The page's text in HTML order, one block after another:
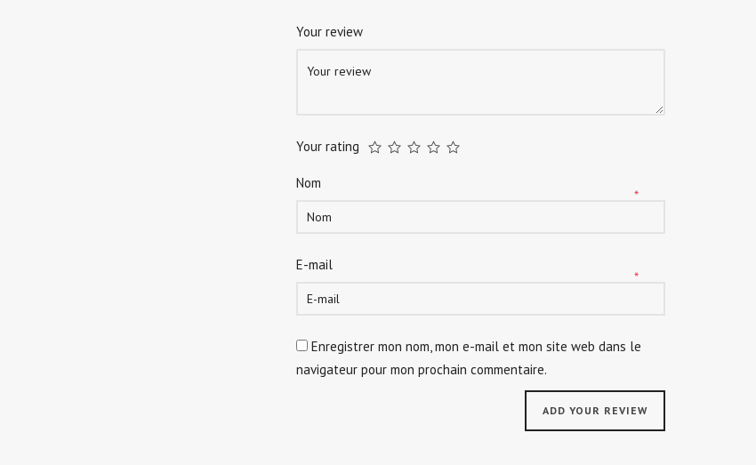
Your review
Your rating
Nom
*
E-mail
*
Enregistrer mon nom, mon e-mail et mon site web dans le
navigateur pour mon prochain commentaire.